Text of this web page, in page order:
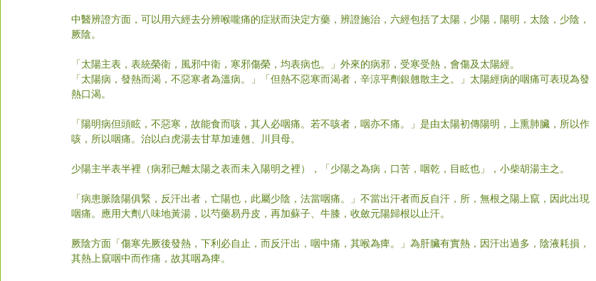
中醫辨證方面，可以用六經去分辨喉嚨痛的症狀而決定方藥，辨證施治，六經包括了太陽，少陽，陽明，太陰，少陰，
厥陰。
「太陽主表，表統榮衛，風邪中衛，寒邪傷榮，均表病也。」外來的病邪，受寒受熱，會傷及太陽經。
「太陽病，發熱而渴，不惡寒者為溫病。」「但熱不惡寒而渴者，辛涼平劑銀翹散主之。」太陽經病的咽痛可表現為發
熱口渴。
「陽明病但頭眩，不惡寒，故能食而咳，其人必咽痛。若不咳者，咽亦不痛。」是由太陽初傳陽明，上熏肺臟，所以作
咳，所以咽痛。治以白虎湯去甘草加連翹、川貝母。
少陽主半表半裡（病邪已離太陽之表而未入陽明之裡），「少陽之為病，口苦，咽乾，目眩也」，小柴胡湯主之。
「病患脈陰陽俱緊，反汗出者，亡陽也，此屬少陰，法當咽痛。」不當出汗者而反自汗，所，無根之陽上竄，因此出現
咽痛。應用大劑八味地黃湯，以芍藥易丹皮，再加蘇子、牛膝，收斂元陽歸根以止汗。
厥陰方面「傷寒先厥後發熱，下利必自止，而反汗出，咽中痛，其喉為痺。」為肝臟有實熱，因汗出過多，陰液耗損，
其熱上竄咽中而作痛，故其咽為痺。